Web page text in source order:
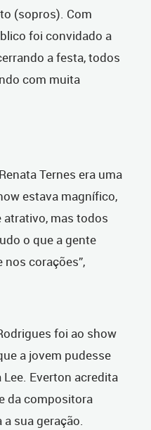
(sopros). Com
foi convidado a
a festa, todos
com muita
Ternes era uma
estava magnífico,
atrativo, mas todos
o que a gente
nos corações”,
foi ao show
a jovem pudesse
Everton acredita
da compositora
sua geração.